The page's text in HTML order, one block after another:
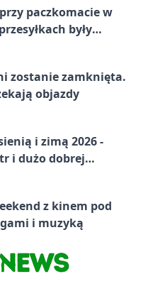
paczkomacie w
były
zostanie zamknięta.
objazdy
i zimą 2026 -
i dużo dobrej
z kinem pod
i muzyką